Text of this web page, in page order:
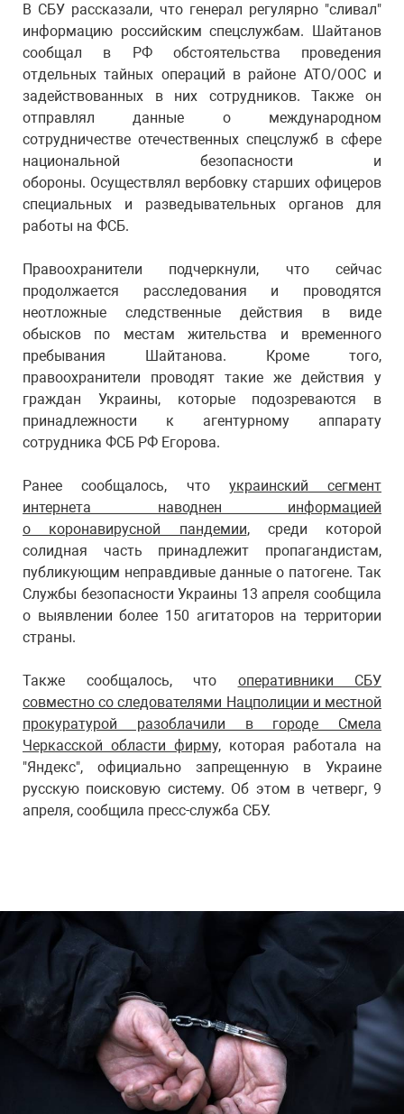
В СБУ рассказали, что генерал регулярно "сливал"
информацию российским спецслужбам. Шайтанов
сообщал в РФ обстоятельства проведения
отдельных тайных операций в районе АТО/ООС и
задействованных в них сотрудников. Также он
отправлял данные о международном
сотрудничестве отечественных спецслужб в сфере
национальной безопасности и
обороны. Осуществлял вербовку старших офицеров
специальных и разведывательных органов для
работы на ФСБ.
Правоохранители подчеркнули, что сейчас
продолжается расследования и проводятся
неотложные следственные действия в виде
обысков по местам жительства и временного
пребывания Шайтанова. Кроме того,
правоохранители проводят такие же действия у
граждан Украины, которые подозреваются в
принадлежности к агентурному аппарату
сотрудника ФСБ РФ Егорова.
Ранее сообщалось, что украинский сегмент
интернета наводнен информацией
о коронавирусной пандемии, среди которой
солидная часть принадлежит пропагандистам,
публикующим неправдивые данные о патогене. Так
Службы безопасности Украины 13 апреля сообщила
о выявлении более 150 агитаторов на территории
страны.
Также сообщалось, что оперативники СБУ
совместно со следователями Нацполиции и местной
прокуратурой разоблачили в городе Смела
Черкасской области фирму, которая работала на
"Яндекс", официально запрещенную в Украине
русскую поисковую систему. Об этом в четверг, 9
апреля, сообщила пресс-служба СБУ.